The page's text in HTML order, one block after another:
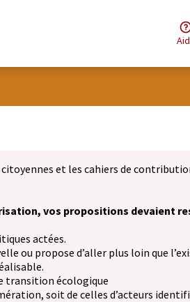
et les cahiers de
vos propositions devaient
actées.
ou propose d’aller plus loin que
transition écologique
soit de celles d’acteurs